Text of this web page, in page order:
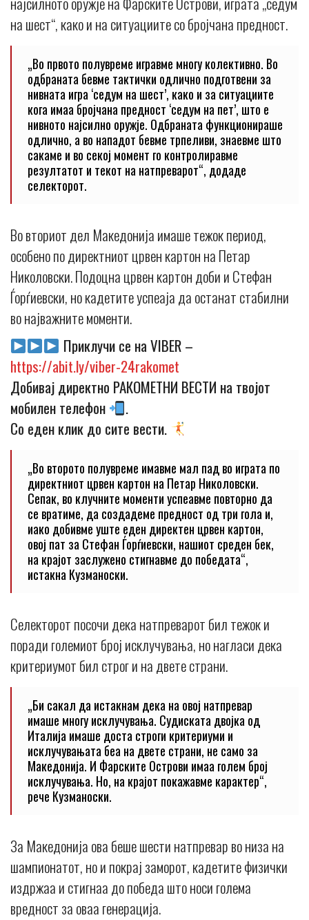
на шест“, како и на ситуациите со бројчана предност.
„Во првото полувреме игравме многу колективно. Во
одбраната бевме тактички одлично подготвени за
нивната игра ‘седум на шест’, како и за ситуациите
кога имаа бројчана предност ‘седум на пет’, што е
нивното најсилно оружје. Одбраната функционираше
одлично, а во нападот бевме трпеливи, знаевме што
сакаме и во секој момент го контролиравме
резултатот и текот на натпреварот“, додаде
селекторот.
Во вториот дел Македонија имаше тежок период,
особено по директниот црвен картон на Петар
Николовски. Подоцна црвен картон доби и Стефан
Ѓорѓиевски, но кадетите успеаја да останат стабилни
во најважните моменти.
Приклучи се на VIBER –
https://abit.ly/viber-24rakomet
Добивај директно РАКОМЕТНИ ВЕСТИ на твојот
мобилен телефон
.
Со еден клик до сите вести.
„Во второто полувреме имавме мал пад во играта по
директниот црвен картон на Петар Николовски.
Сепак, во клучните моменти успеавме повторно да
се вратиме, да создадеме предност од три гола и,
иако добивме уште еден директен црвен картон,
овој пат за Стефан Ѓорѓиевски, нашиот среден бек,
на крајот заслужено стигнавме до победата“,
истакна Кузманоски.
Селекторот посочи дека натпреварот бил тежок и
поради големиот број исклучувања, но нагласи дека
критериумот бил строг и на двете страни.
„Би сакал да истакнам дека на овој натпревар
имаше многу исклучувања. Судиската двојка од
Италија имаше доста строги критериуми и
исклучувањата беа на двете страни, не само за
Македонија. И Фарските Острови имаа голем број
исклучувања. Но, на крајот покажавме карактер“,
рече Кузманоски.
За Македонија ова беше шести натпревар во низа на
шампионатот, но и покрај заморот, кадетите физички
издржаа и стигнаа до победа што носи голема
вредност за оваа генерација.